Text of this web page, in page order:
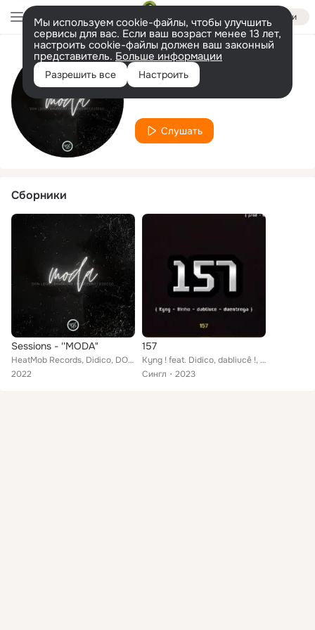
Войти
Мы используем cookie-файлы, чтобы улучшить
сервисы для вас. Если ваш возраст менее 13 лет,
настроить cookie-файлы должен ваш законный
представитель. Больше информации
Разрешить все Настроить
Исполнитель
Didico
Слушать
Сборники
Sessions - ''MODA"
HeatMob Records, Didico, DON LEON, Banddoni, NEGOZERO
2022
157
Kyng ! feat. Didico, dabliucê !, daentrega
Сингл
2023